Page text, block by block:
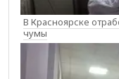
В Красноярске
чумы